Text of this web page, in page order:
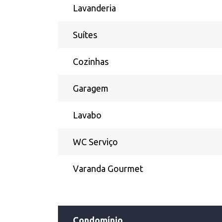
Lavanderia
Suítes
Cozinhas
Garagem
Lavabo
WC Serviço
Varanda Gourmet